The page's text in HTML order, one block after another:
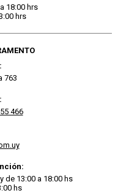
18:00 hrs
hrs
763
466
de 13:00 a 18:00 hs
hs